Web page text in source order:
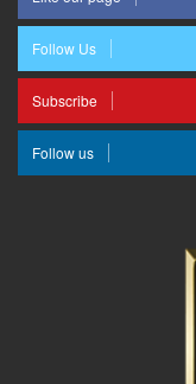
Follow Us
Subscribe
Follow us